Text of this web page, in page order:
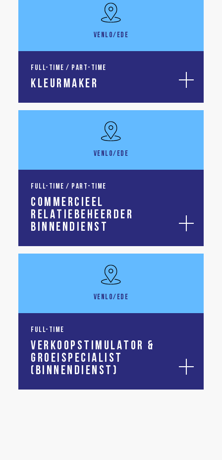
VENLO/EDE
FULL-TIME / PART-TIME
KLEURMAKER
VENLO/EDE
FULL-TIME / PART-TIME
COMMERCIEEL
RELATIEBEHEERDER
BINNENDIENST
VENLO/EDE
FULL-TIME
VERKOOPSTIMULATOR &
GROEISPECIALIST
(BINNENDIENST)